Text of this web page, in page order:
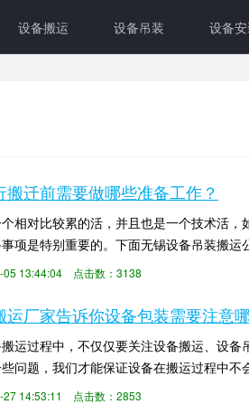
设备搬运 设备吊装 设备
搬迁前需要做哪些准备工作？
相对比较累的活，并且也是一个技术活
项是特别重要的。下面无锡设备吊装搬
工程施工的工艺请求、品...
05 13:44:04 点击数：3138
运厂家告诉你设备包装需要注意
运过程中，不仅仅要关注设备搬运、设
问题，我们才能保证设备在搬运过程中
注意的一些问题： 一、...
27 14:53:11 点击数：2853